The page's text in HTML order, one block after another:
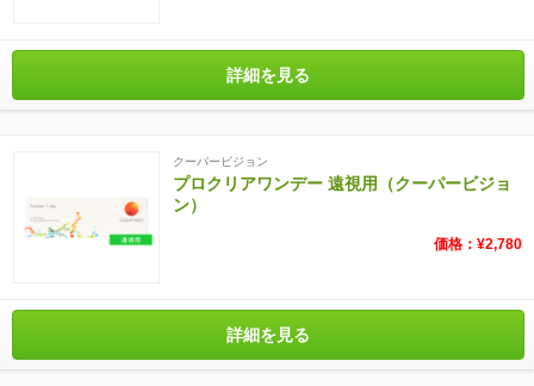
詳細を見る
クーパービジョン
プロクリアワンデー 遠視用（クーパービジョ
ン）
価格：¥2,780
詳細を見る